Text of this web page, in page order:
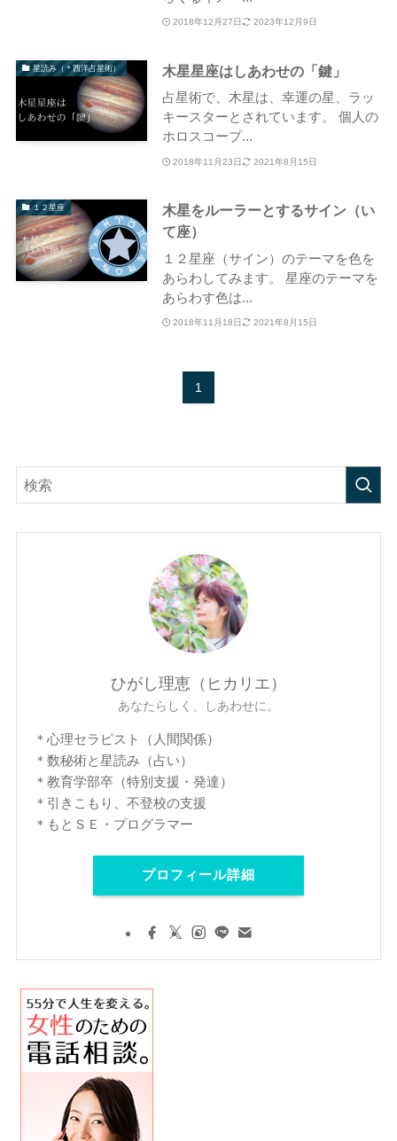
2018年12月27日 2023年12月9日
星読み（＊西洋占星術） 木星星座はしあわせの「鍵」
占星術で、木星は、幸運の星、ラッ
キースターとされています。 個人の
ホロスコープ...
2018年11月23日 2021年8月15日
１２星座
木星をルーラーとするサイン（い
て座）
１２星座（サイン）のテーマを色を
あらわしてみます。 星座のテーマを
あらわす色は...
2018年11月18日 2021年8月15日
1
ひがし理恵（ヒカリエ）
あなたらしく、しあわせに。
＊心理セラピスト（人間関係）
＊数秘術と星読み（占い）
＊教育学部卒（特別支援・発達）
＊引きこもり、不登校の支援
＊もとＳＥ・プログラマー
プロフィール詳細